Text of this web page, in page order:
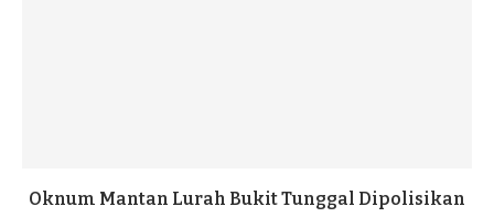
Oknum Mantan Lurah Bukit Tunggal Dipolisikan